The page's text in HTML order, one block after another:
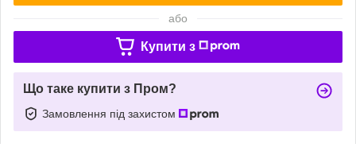
або
Купити з
Що таке купити з Пром?
Замовлення під захистом